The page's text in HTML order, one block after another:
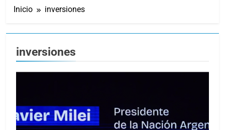
Inicio inversiones
inversiones